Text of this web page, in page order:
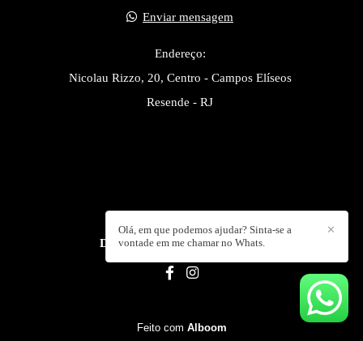
Enviar mensagem
Endereço:
Nicolau Rizzo, 20, Centro - Campos Elíseos
Resende - RJ
DANIEL ISOLDI/CONTATO
✕
Olá, em que podemos ajudar? Sinta-se a
vontade em me chamar no Whats.
Feito com Alboom